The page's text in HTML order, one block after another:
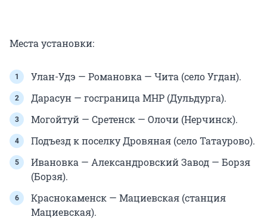
Места установки:
Улан-Удэ — Романовка — Чита (село Угдан).
Дарасун — госграница МНР (Дульдурга).
Могойтуй — Сретенск — Олочи (Нерчинск).
Подъезд к поселку Дровяная (село Татаурово).
Ивановка — Александровский Завод — Борзя
(Борзя).
Краснокаменск — Мациевская (станция
Мациевская).